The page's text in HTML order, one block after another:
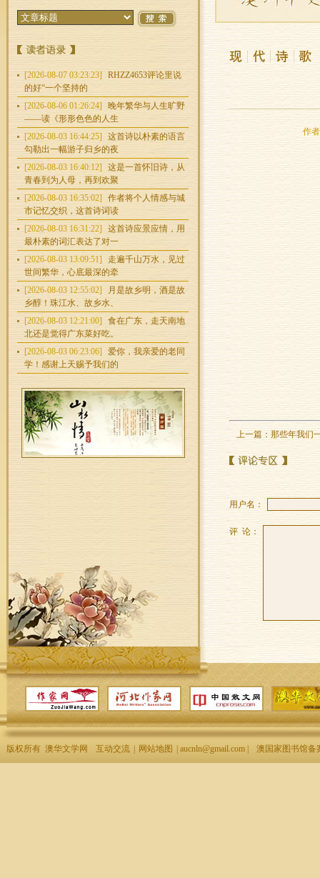
[2026-08-07 03:23:23]
RHZZ4653评论里说
的好“一个坚持的
[2026-08-06 01:26:24]
晚年繁华与人生旷野
——读《形形色色的人生
[2026-08-03 16:44:25]
这首诗以朴素的语言
勾勒出一幅游子归乡的夜
[2026-08-03 16:40:12]
这是一首怀旧诗，从
青春到为人母，再到欢聚
[2026-08-03 16:35:02]
作者将个人情感与城
市记忆交织，这首诗词读
[2026-08-03 16:31:22]
这首诗应景应情，用
最朴素的词汇表达了对一
[2026-08-03 13:09:51]
走遍千山万水，见过
世间繁华，心底最深的牵
[2026-08-03 12:55:02]
月是故乡明，酒是故
乡醇！珠江水、故乡水、
[2026-08-03 12:21:00]
食在广东，走天南地
北还是觉得广东菜好吃。
[2026-08-03 06:23:06]
爱你，我亲爱的老同
学！感谢上天赐予我们的
作
上一篇： 那些年我们
用户名：
评 论：
版权所有 澳华文学网 互动交流 网站地图 | aucnln@gmail.com | 澳国家图书馆备